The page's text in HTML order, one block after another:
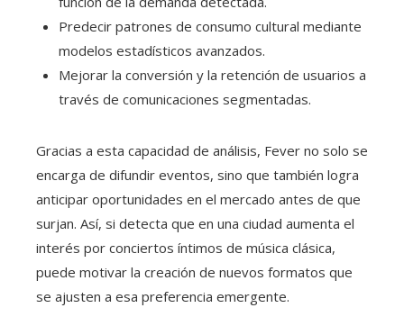
Predecir patrones de consumo cultural mediante
modelos estadísticos avanzados.
Mejorar la conversión y la retención de usuarios a
través de comunicaciones segmentadas.
Gracias a esta capacidad de análisis, Fever no solo se
encarga de difundir eventos, sino que también logra
anticipar oportunidades en el mercado antes de que
surjan. Así, si detecta que en una ciudad aumenta el
interés por conciertos íntimos de música clásica,
puede motivar la creación de nuevos formatos que
se ajusten a esa preferencia emergente.